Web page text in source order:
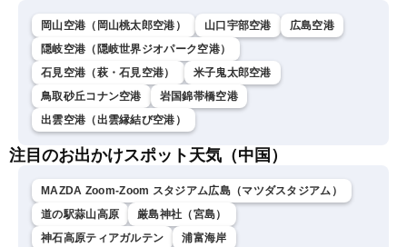
岡山空港（岡山桃太郎空港） 山口宇部空港
広島空港
隠岐空港（隠岐世界ジオパーク空港）
石見空港（萩・石見空港）
米子鬼太郎空港
鳥取砂丘コナン空港
岩国錦帯橋空港
出雲空港（出雲縁結び空港）
注目のお出かけスポット天気（中国）
MAZDA Zoom-Zoom スタジアム広島（マツダスタジアム）
道の駅蒜山高原
厳島神社（宮島）
神石高原ティアガルテン
浦富海岸